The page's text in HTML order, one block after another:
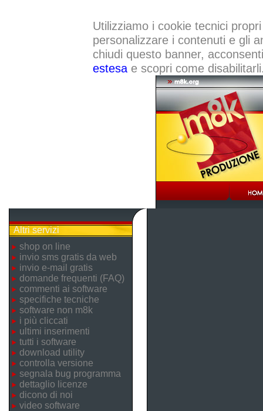
Utilizziamo i cookie tecnici
personalizzare i contenuti e gli
chiudi questo banner,
estesae scopri come
Altri servizi
shop on line
invio sms gratis da web
invio e-mail gratis
domande frequenti (FAQ)
commenti ai software
specifiche tecniche
software non m8k
i più cliccati
ultimi inserimenti
tutti i software
download utility
controlla versione
segnala bug programma
dettaglio licenze
dicono di noi
video software